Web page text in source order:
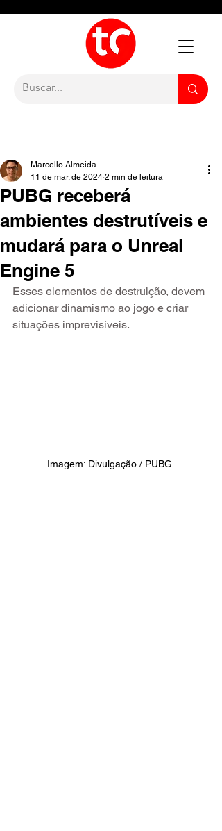
PUBG receberá
ambientes destrutíveis e
mudará para o Unreal
Engine 5
Marcello Almeida
11 de mar. de 2024 2 min de leitura
Esses elementos de destruição, devem
adicionar dinamismo ao jogo e criar
situações imprevisíveis.
Imagem: Divulgação / PUBG